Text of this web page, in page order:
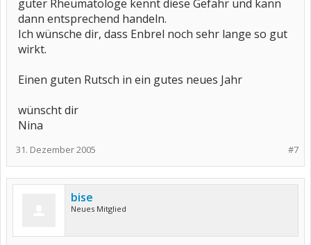
guter Rheumatologe kennt diese Gefahr und kann
dann entsprechend handeln.
Ich wünsche dir, dass Enbrel noch sehr lange so gut
wirkt.
Einen guten Rutsch in ein gutes neues Jahr
wünscht dir
Nina
#7
31. Dezember 2005
bise
Neues Mitglied